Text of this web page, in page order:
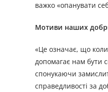
важко «опанувати
Мотиви наших
«Це означає, що коли
допомагає нам бути
спонукаючи
справедливості за